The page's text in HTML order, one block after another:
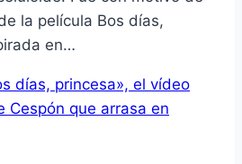
la película Bos días,
en…
días, princesa», el vídeo
Cespón que arrasa en